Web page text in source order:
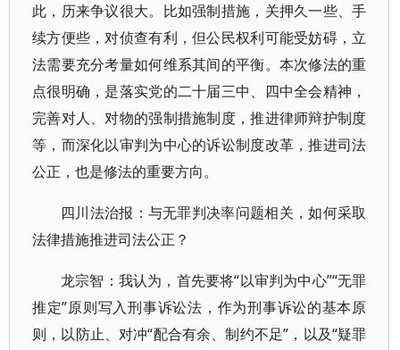
此，历来争议很大。比如强制措施，关押久一些、手
续方便些，对侦查有利，但公民权利可能受妨碍，立
法需要充分考量如何维系其间的平衡。本次修法的重
点很明确，是落实党的二十届三中、四中全会精神，
完善对人、对物的强制措施制度，推进律师辩护制度
等，而深化以审判为中心的诉讼制度改革，推进司法
公正，也是修法的重要方向。
四川法治报：与无罪判决率问题相关，如何采取
法律措施推进司法公正？
龙宗智：我认为，首先要将“以审判为中心”“无罪
推定”原则写入刑事诉讼法，作为刑事诉讼的基本原
则，以防止、对冲“配合有余、制约不足”，以及“疑罪